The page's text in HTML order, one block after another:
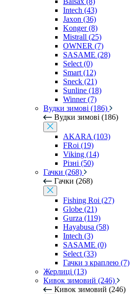
Intech (43)
Jaxon (36)
Konger (8)
Mistrall (25)
OWNER (7)
SASAME (28)
Select (0)
Smart (12)
Sneck (21)
Sunline (18)
Winner (7)
Вудки зимові (186)
Вудки зимові (186)
AKARA (103)
FRoi (19)
Viking (14)
Різні (50)
Гачки (268)
Гачки (268)
Fishing Roi (27)
Globe (21)
Gurza (119)
Hayabusa (58)
Intech (3)
SASAME (0)
Select (33)
Гачки з краплею (7)
Жерлиці (13)
Кивок зимовий (246)
Кивок зимовий (246)